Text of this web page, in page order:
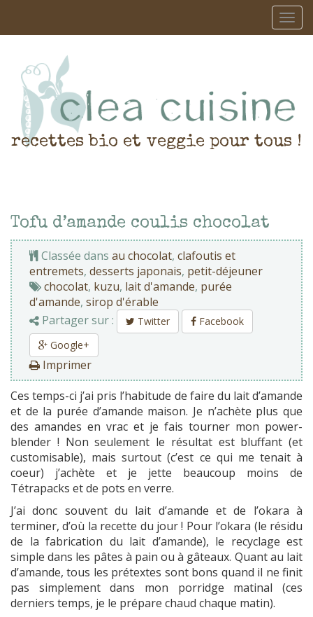
recettes bio et veggie pour tous !
Tofu d’amande coulis chocolat
Classée dans au chocolat, clafoutis et
entremets, desserts japonais, petit-déjeuner
chocolat, kuzu, lait d'amande, purée
d'amande, sirop d'érable
Partager sur :
Twitter
Facebook
Google+
Imprimer
Ces temps-ci j’ai pris l’habitude de faire du lait d’amande
et de la purée d’amande maison. Je n’achète plus que
des amandes en vrac et je fais tourner mon power-
blender ! Non seulement le résultat est bluffant (et
customisable), mais surtout (c’est ce qui me tenait à
coeur) j’achète et je jette beaucoup moins de
Tétrapacks et de pots en verre.
J’ai donc souvent du lait d’amande et de l’okara à
terminer, d’où la recette du jour ! Pour l’okara (le résidu
de la fabrication du lait d’amande), le recyclage est
simple dans les pâtes à pain ou à gâteaux. Quant au lait
d’amande, tous les prétextes sont bons quand il ne finit
pas simplement dans mon porridge matinal (ces
derniers temps, je le prépare chaud chaque matin).